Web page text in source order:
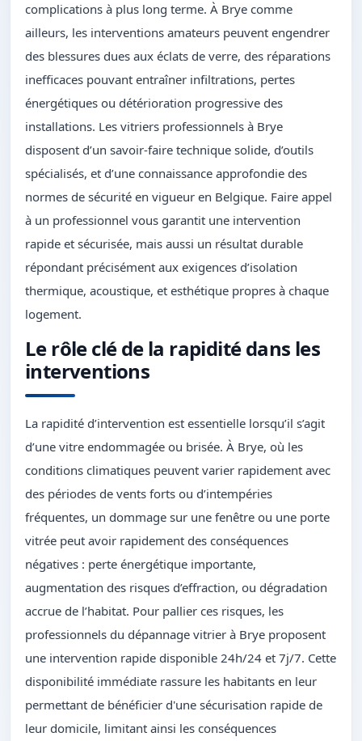
complications à plus long terme. À Brye comme
ailleurs, les interventions amateurs peuvent engendrer
des blessures dues aux éclats de verre, des réparations
inefficaces pouvant entraîner infiltrations, pertes
énergétiques ou détérioration progressive des
installations. Les vitriers professionnels à Brye
disposent d’un savoir-faire technique solide, d’outils
spécialisés, et d’une connaissance approfondie des
normes de sécurité en vigueur en Belgique. Faire appel
à un professionnel vous garantit une intervention
rapide et sécurisée, mais aussi un résultat durable
répondant précisément aux exigences d’isolation
thermique, acoustique, et esthétique propres à chaque
logement.
Le rôle clé de la rapidité dans les
interventions
La rapidité d’intervention est essentielle lorsqu’il s’agit
d’une vitre endommagée ou brisée. À Brye, où les
conditions climatiques peuvent varier rapidement avec
des périodes de vents forts ou d’intempéries
fréquentes, un dommage sur une fenêtre ou une porte
vitrée peut avoir rapidement des conséquences
négatives : perte énergétique importante,
augmentation des risques d’effraction, ou dégradation
accrue de l’habitat. Pour pallier ces risques, les
professionnels du dépannage vitrier à Brye proposent
une intervention rapide disponible 24h/24 et 7j/7. Cette
disponibilité immédiate rassure les habitants en leur
permettant de bénéficier d'une sécurisation rapide de
leur domicile, limitant ainsi les conséquences